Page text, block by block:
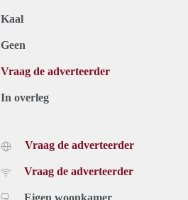
Kaal
Geen
Vraag de adverteerder
In overleg
Vraag de adverteerder
Vraag de adverteerder